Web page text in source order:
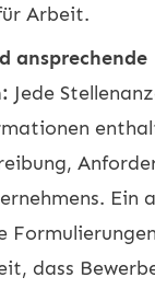
Arbeit.
ansprechende
Jede
Ein
dass